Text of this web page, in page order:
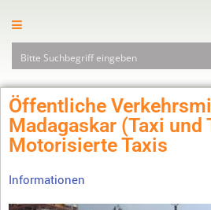
Öffentliche
Madagaskar (Taxi und
Motorisierte Taxis
Informationen